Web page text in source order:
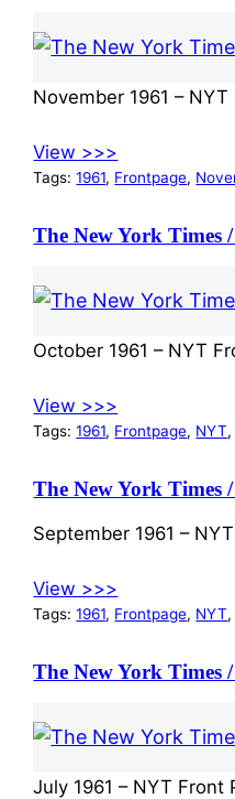
November 1961 –
View >>>
Tags:1961, Frontpage,
The New York Times
October 1961 – NYT
View >>>
Tags:1961, Frontpage, NYT
The New York Times
September 1961 –
View >>>
Tags:1961, Frontpage, NYT,
The New York Times
July 1961 – NYT Front